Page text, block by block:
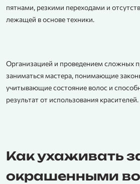
пятнами, резкими переходами и
лежащей в основе техники.
Организацией и проведением сложных
заниматься мастера, понимающие
учитывающие состояние волос и
результат от использования красителей.
Как ухаживать
окрашенными